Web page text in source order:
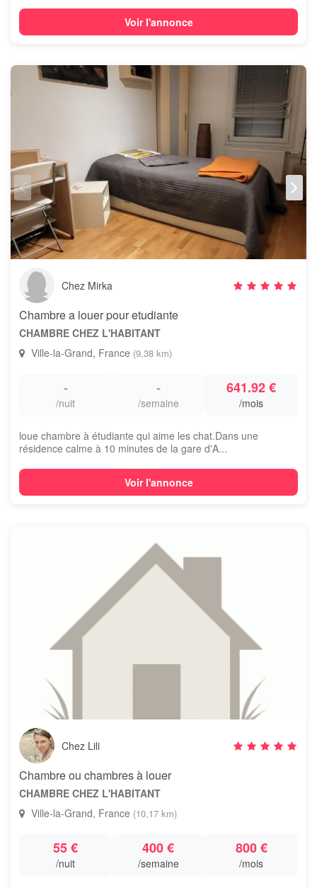
Voir l'annonce
Chez Mirka
Chambre a louer pour etudiante
CHAMBRE CHEZ L'HABITANT
Ville-la-Grand, France (9,38 km)
-
/nuit
-
/semaine
641.92 €
/mois
loue chambre à étudiante qui aime les chat.Dans une
résidence calme à 10 minutes de la gare d'A...
Voir l'annonce
Chez Lili
Chambre ou chambres à louer
CHAMBRE CHEZ L'HABITANT
Ville-la-Grand, France (10,17 km)
55 €
/nuit
400 €
/semaine
800 €
/mois